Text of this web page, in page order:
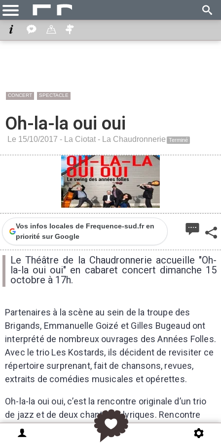
CONCERT SPECTACLE
Oh-la-la oui oui
Le 15/10/2017 - La Ciotat - La Chaudronnerie Terminé
Vos infos locales de Frequence-sud.fr en
priorité sur Google
Le Théâtre de la Chaudronnerie accueille "Oh-
la-la oui oui" en cabaret concert dimanche 15
octobre à 17h.
Partenaires à la scène au sein de la troupe des
Brigands, Emmanuelle Goizé et Gilles Bugeaud ont
interprété de nombreux ouvrages des Années Folles.
Avec le trio Les Kostards, ils décident de revisiter ce
répertoire surprenant, fait de chansons, revues,
extraits de comédies musicales et opérettes.
Oh-la-la oui oui, c’est la rencontre originale d’un trio
de jazz et de deux chanteurs lyriques. Rencontre
originale et coquine mais pas inopportune car le